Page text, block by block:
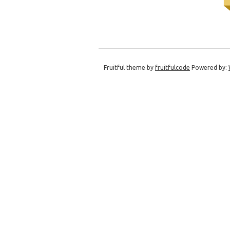
Fruitful theme by fruitfulcode Powered by: